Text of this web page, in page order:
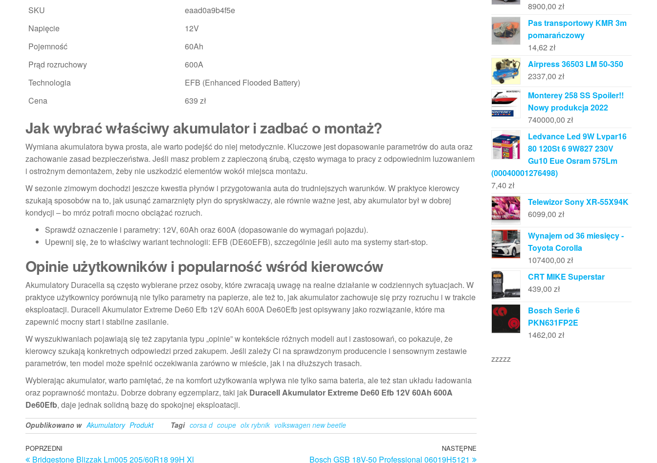
SKU
eaad0a9b4f5e
Napięcie
12V
Pojemność
60Ah
Prąd rozruchowy
600A
Technologia
EFB (Enhanced Flooded Battery)
Cena
639 zł
Jak wybrać właściwy akumulator i zadbać o montaż?
Wymiana akumulatora bywa prosta, ale warto podejść do niej metodycznie. Kluczowe jest dopasowanie parametrów do auta oraz
zachowanie zasad bezpieczeństwa. Jeśli masz problem z zapieczoną śrubą, często wymaga to pracy z odpowiednim luzowaniem
i ostrożnym demontażem, żeby nie uszkodzić elementów wokół miejsca montażu.
W sezonie zimowym dochodzi jeszcze kwestia płynów i przygotowania auta do trudniejszych warunków. W praktyce kierowcy
szukają sposobów na to, jak usunąć zamarznięty płyn do spryskiwaczy, ale równie ważne jest, aby akumulator był w dobrej
kondycji – bo mróz potrafi mocno obciążać rozruch.
Sprawdź oznaczenie i parametry: 12V, 60Ah oraz 600A (dopasowanie do wymagań pojazdu).
Upewnij się, że to właściwy wariant technologii: EFB (DE60EFB), szczególnie jeśli auto ma systemy start-stop.
Opinie użytkowników i popularność wśród kierowców
Akumulatory Duracella są często wybierane przez osoby, które zwracają uwagę na realne działanie w codziennych sytuacjach. W
praktyce użytkownicy porównują nie tylko parametry na papierze, ale też to, jak akumulator zachowuje się przy rozruchu i w trakcie
eksploatacji. Duracell Akumulator Extreme De60 Efb 12V 60Ah 600A De60Efb jest opisywany jako rozwiązanie, które ma
zapewnić mocny start i stabilne zasilanie.
W wyszukiwaniach pojawiają się też zapytania typu „opinie” w kontekście różnych modeli aut i zastosowań, co pokazuje, że
kierowcy szukają konkretnych odpowiedzi przed zakupem. Jeśli zależy Ci na sprawdzonym producencie i sensownym zestawie
parametrów, ten model może spełnić oczekiwania zarówno w mieście, jak i na dłuższych trasach.
Wybierając akumulator, warto pamiętać, że na komfort użytkowania wpływa nie tylko sama bateria, ale też stan układu ładowania
oraz poprawność montażu. Dobrze dobrany egzemplarz, taki jak Duracell Akumulator Extreme De60 Efb 12V 60Ah 600A
De60Efb, daje jednak solidną bazę do spokojnej eksploatacji.
Opublikowano w Akumulatory Produkt Tagi corsa d coupe olx rybnik volkswagen new beetle
Nawigacja
Poprzedni
POPRZEDNI
Bridgestone Blizzak Lm005 205/60R18 99H Xl
Następny
NASTĘPNE
Bosch GSB 18V-50 Professional 06019H5121
8900,00 zł
Pas transportowy KMR 3m
pomarańczowy
14,62 zł
Airpress 36503 LM 50-350
2337,00 zł
Monterey 258 SS Spoiler!!
Nowy produkcja 2022
740000,00 zł
Ledvance Led 9W Lvpar16
80 120St 6 9W827 230V
Gu10 Eue Osram 575Lm
(00040001276498)
7,40 zł
Telewizor Sony XR-55X94K
6099,00 zł
Wynajem od 36 miesięcy -
Toyota Corolla
107400,00 zł
CRT MIKE Superstar
439,00 zł
Bosch Serie 6
PKN631FP2E
1462,00 zł
zzzzz